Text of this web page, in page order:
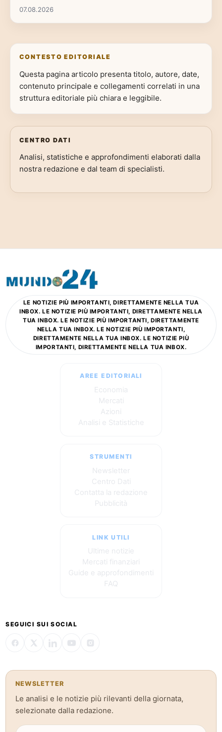
07.08.2026
CONTESTO EDITORIALE
Questa pagina articolo presenta titolo, autore, date,
contenuto principale e collegamenti correlati in una
struttura editoriale più chiara e leggibile.
CENTRO DATI
Analisi, statistiche e approfondimenti elaborati dalla
nostra redazione e dal team di specialisti.
LE NOTIZIE PIÙ IMPORTANTI, DIRETTAMENTE NELLA TUA
INBOX. LE NOTIZIE PIÙ IMPORTANTI, DIRETTAMENTE NELLA
TUA INBOX. LE NOTIZIE PIÙ IMPORTANTI, DIRETTAMENTE
NELLA TUA INBOX. LE NOTIZIE PIÙ IMPORTANTI,
DIRETTAMENTE NELLA TUA INBOX. LE NOTIZIE PIÙ
IMPORTANTI, DIRETTAMENTE NELLA TUA INBOX.
AREE EDITORIALI
Economia
Mercati
Azioni
Analisi e Statistiche
STRUMENTI
Newsletter
Centro Dati
Contatta la redazione
Pubblicità
LINK UTILI
Ultime notizie
Mercati finanziari
Guide e approfondimenti
FAQ
SEGUICI SUI SOCIAL
NEWSLETTER
Le analisi e le notizie più rilevanti della giornata,
selezionate dalla redazione.